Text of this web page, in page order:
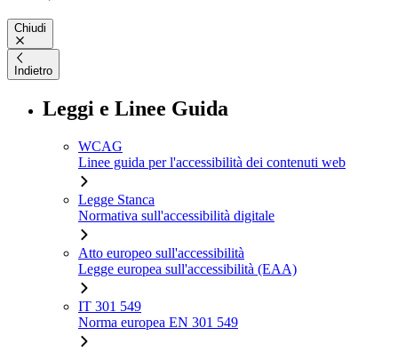
Chiudi
Indietro
Leggi e Linee Guida
WCAG
Linee guida per l'accessibilità dei contenuti web
Legge Stanca
Normativa sull'accessibilità digitale
Atto europeo sull'accessibilità
Legge europea sull'accessibilità (EAA)
IT 301 549
Norma europea EN 301 549